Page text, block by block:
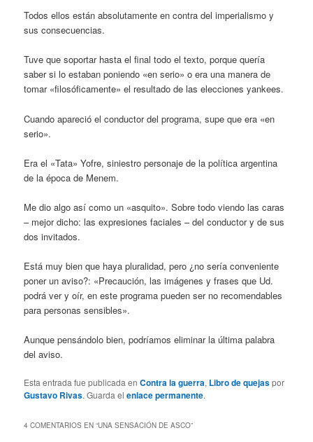
Todos ellos están absolutamente en contra del imperialismo y
sus consecuencias.
Tuve que soportar hasta el final todo el texto, porque quería
saber si lo estaban poniendo «en serio» o era una manera de
tomar «filosóficamente» el resultado de las elecciones yankees.
Cuando apareció el conductor del programa, supe que era «en
serio».
Era el «Tata» Yofre, siniestro personaje de la política argentina
de la época de Menem.
Me dio algo así como un «asquito». Sobre todo viendo las caras
– mejor dicho: las expresiones faciales – del conductor y de sus
dos invitados.
Está muy bien que haya pluralidad, pero ¿no sería conveniente
poner un aviso?: «Precaución, las imágenes y frases que Ud.
podrá ver y oír, en este programa pueden ser no recomendables
para personas sensibles».
Aunque pensándolo bien, podríamos eliminar la última palabra
del aviso.
Esta entrada fue publicada enContra la guerra, Libro de quejaspor
Gustavo Rivas. Guarda elenlace permanente.
4 COMENTARIOS EN “UNA SENSACIÓN DE ASCO”